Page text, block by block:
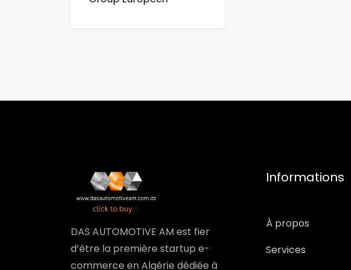
DAS AUTOMOTIVE AM est fier
d’être la première startup e-
commerce en Algérie dédiée à
Informations
À propos
Services